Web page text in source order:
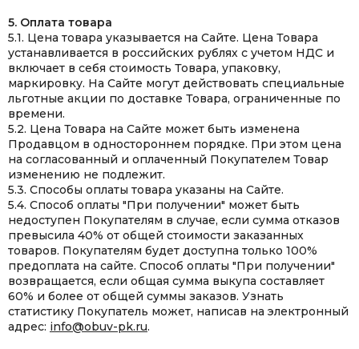
5. Оплата товара
5.1. Цена товара указывается на Сайте. Цена Товара
устанавливается в российских рублях с учетом НДС и
включает в себя стоимость Товара, упаковку,
маркировку. На Сайте могут действовать специальные
льготные акции по доставке Товара, ограниченные по
времени.
5.2. Цена Товара на Сайте может быть изменена
Продавцом в одностороннем порядке. При этом цена
на согласованный и оплаченный Покупателем Товар
изменению не подлежит.
5.3. Способы оплаты товара указаны на Сайте.
5.4. Способ оплаты "При получении" может быть
недоступен Покупателям в случае, если сумма отказов
превысила 40% от общей стоимости заказанных
товаров. Покупателям будет доступна только 100%
предоплата на сайте. Способ оплаты "При получении"
возвращается, если общая сумма выкупа составляет
60% и более от общей суммы заказов. Узнать
статистику Покупатель может, написав на электронный
адрес: info@obuv-pk.ru.